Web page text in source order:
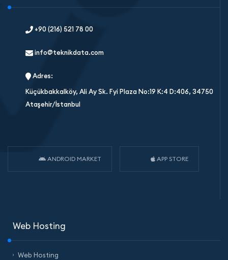
+90 (216) 521 78 00
info@teknikdata.com
Adres:
Küçükbakkalköy, Ali Ay Sk. Fyi Plaza No:19 K:4 D:406, 34750
Ataşehir/İstanbul
ANDROID MARKET APP STORE
Web Hosting
Web Hosting